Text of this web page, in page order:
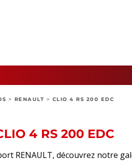
> RENAULT > CLIO 4 RS 200 EDC
4 RS 200 EDC
RENAULT, découvrez notre